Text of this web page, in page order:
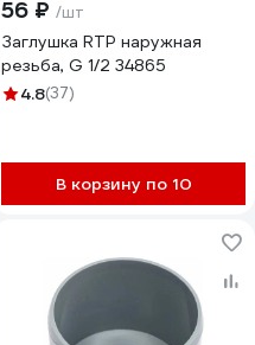
56 ₽ /шт
Заглушка RTP наружная
резьба, G 1/2 34865
4.8(37)
В корзину по 10